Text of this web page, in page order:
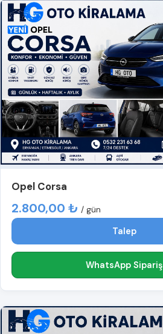
Opel Corsa
2.800,00 ₺ / gün
Talep
WhatsApp Sipariş